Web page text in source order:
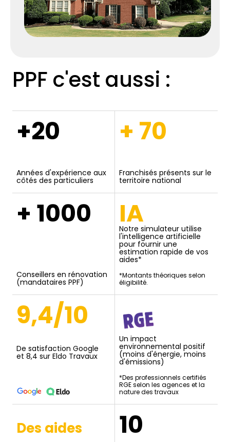
PPF c'est aussi :
+20
Années d'expérience aux
côtés des particuliers
+ 70
Franchisés présents sur le
territoire national
+ 1000
Conseillers en rénovation
(mandataires PPF)
IA
Notre simulateur utilise
l'intelligence artificielle
pour fournir une
estimation rapide de vos
aides*
*Montants théoriques selon
éligibilité.
9,4/10
De satisfaction Google
et 8,4 sur Eldo Travaux
Un impact
environnemental positif
(moins d'énergie, moins
d'émissions)
*Des professionnels certifiés
RGE selon les agences et la
nature des travaux
Des aides
10